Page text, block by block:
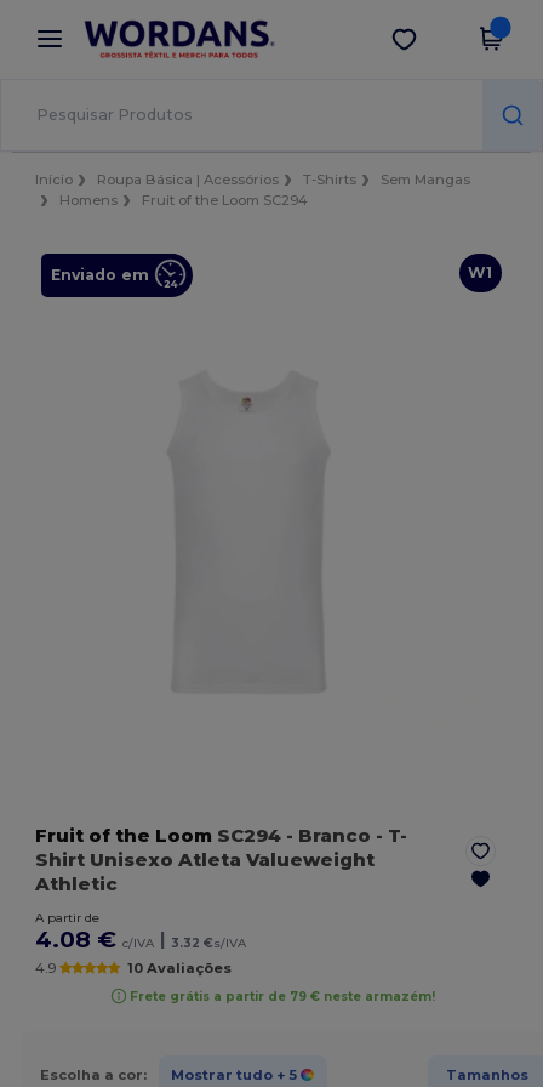
× App Wordans
Melhores preços na app!
Obter app
Início Roupa Básica | Acessórios T-Shirts
Sem Mangas
Homens
Fruit of the Loom SC294
W1
Enviado em
Fruit of the Loom SC294 - Branco - T-
Shirt Unisexo Atleta Valueweight
Athletic
A partir de
4.08 € c/IVA | 3.32 €s/IVA
4.9 10 Avaliações
Frete grátis a partir de 79 € neste armazém!
Escolha a cor: Mostrar tudo + 5 Tamanhos